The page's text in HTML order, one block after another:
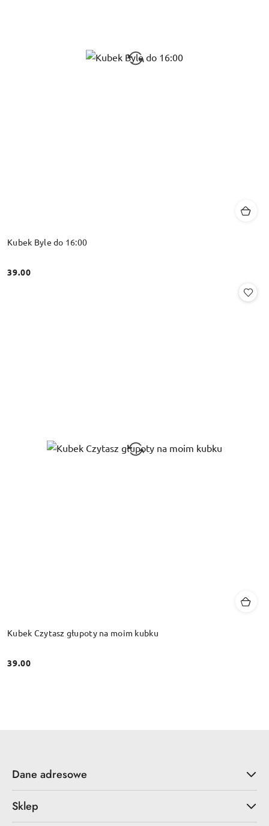
Kubek Byle do 16:00
Cena:
39.00
Kubek Czytasz głupoty na moim kubku
Cena:
39.00
Dane adresowe
Sklep